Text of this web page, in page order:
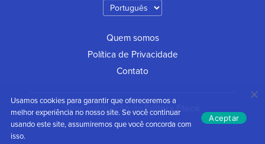
Quem somos
Política de Privacidade
Contato
Uma publicação daEditora Etecé
Usamos cookies para garantir que ofereceremos a
melhor experiência no nosso site. Se você continuar
usando este site, assumiremos que você concorda com
isso.
Aceptar